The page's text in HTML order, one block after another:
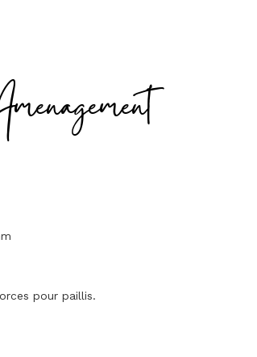
pour paillis.